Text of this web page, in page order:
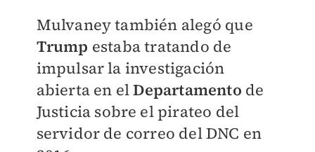
Mulvaney también alegó que
Trump estaba tratando de
impulsar la investigación
abierta en elDepartamento de
Justicia sobre el pirateo del
servidor de correo del DNC en